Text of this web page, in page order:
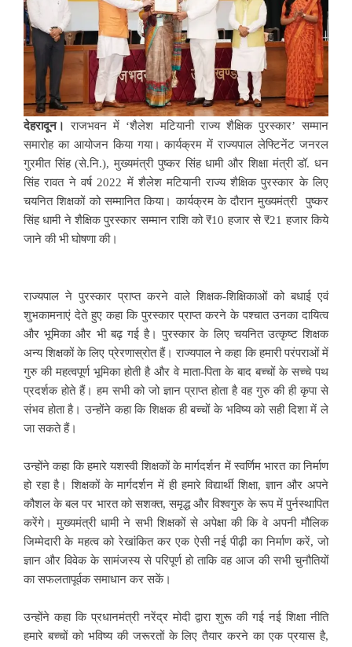
देहरादून। राजभवन में ‘शैलेश मटियानी राज्य शैक्षिक पुरस्कार’ सम्मान
समारोह का आयोजन किया गया। कार्यक्रम में राज्यपाल लेफ्टिनेंट जनरल
गुरमीत सिंह (से.नि.), मुख्यमंत्री पुष्कर सिंह धामी और शिक्षा मंत्री डॉ. धन
सिंह रावत ने वर्ष 2022 में शैलेश मटियानी राज्य शैक्षिक पुरस्कार के लिए
चयनित शिक्षकों को सम्मानित किया। कार्यक्रम के दौरान मुख्यमंत्री पुष्कर
सिंह धामी ने शैक्षिक पुरस्कार सम्मान राशि को ₹10 हजार से ₹21 हजार किये
जाने की भी घोषणा की।
राज्यपाल ने पुरस्कार प्राप्त करने वाले शिक्षक-शिक्षिकाओं को बधाई एवं
शुभकामनाएं देते हुए कहा कि पुरस्कार प्राप्त करने के पश्चात उनका दायित्व
और भूमिका और भी बढ़ गई है। पुरस्कार के लिए चयनित उत्कृष्ट शिक्षक
अन्य शिक्षकों के लिए प्रेरणास्रोत हैं। राज्यपाल ने कहा कि हमारी परंपराओं में
गुरु की महत्वपूर्ण भूमिका होती है और वे माता-पिता के बाद बच्चों के सच्चे पथ
प्रदर्शक होते हैं। हम सभी को जो ज्ञान प्राप्त होता है वह गुरु की ही कृपा से
संभव होता है। उन्होंने कहा कि शिक्षक ही बच्चों के भविष्य को सही दिशा में ले
जा सकते हैं।
उन्होंने कहा कि हमारे यशस्वी शिक्षकों के मार्गदर्शन में स्वर्णिम भारत का निर्माण
हो रहा है। शिक्षकों के मार्गदर्शन में ही हमारे विद्यार्थी शिक्षा, ज्ञान और अपने
कौशल के बल पर भारत को सशक्त, समृद्ध और विश्वगुरु के रूप में पुर्नस्थापित
करेंगे। मुख्यमंत्री धामी ने सभी शिक्षकों से अपेक्षा की कि वे अपनी मौलिक
जिम्मेदारी के महत्व को रेखांकित कर एक ऐसी नई पीढ़ी का निर्माण करें, जो
ज्ञान और विवेक के सामंजस्य से परिपूर्ण हो ताकि वह आज की सभी चुनौतियों
का सफलतापूर्वक समाधान कर सकें।
उन्होंने कहा कि प्रधानमंत्री नरेंद्र मोदी द्वारा शुरू की गई नई शिक्षा नीति
हमारे बच्चों को भविष्य की जरूरतों के लिए तैयार करने का एक प्रयास है,